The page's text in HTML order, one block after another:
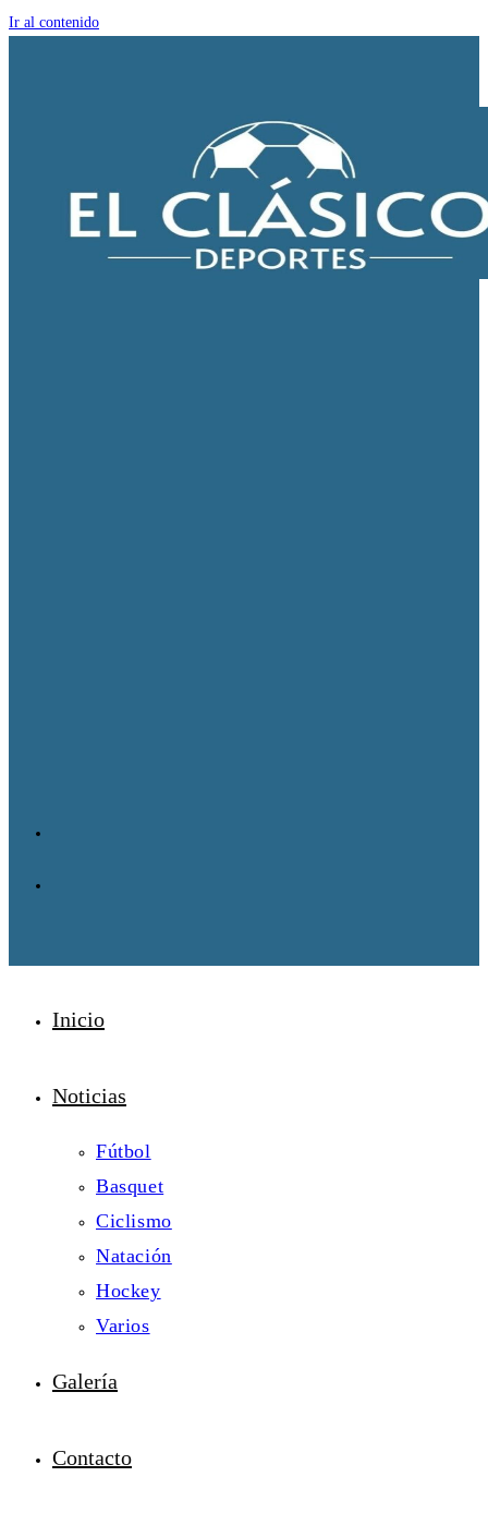
Ir al contenido
Inicio
Noticias
Fútbol
Basquet
Ciclismo
Natación
Hockey
Varios
Galería
Contacto